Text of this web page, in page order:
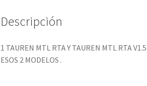
DE
RECTO
cantidad
Descripción
1 TAUREN MTL RTA Y TAUREN MTL RTA
ESOS 2 MODELOS .